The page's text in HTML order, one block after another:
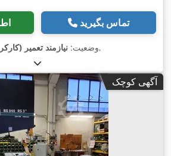
تماس بگیرید
وضعیت: نیازمند تعمیر ,
آگهی کوچک